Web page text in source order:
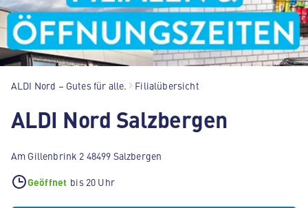
ALDI Nord – Gutes für alle. Filialübersicht
ALDI Nord Salzbergen
Am Gillenbrink 2 48499 Salzbergen
Geöffnet bis 20 Uhr